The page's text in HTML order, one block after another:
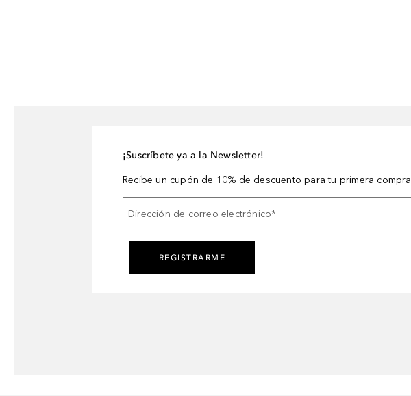
¡Suscríbete ya a la Newsletter!
Recibe un cupón de 10% de descuento para tu primera compra
Dirección de correo electrónico*
REGISTRARME